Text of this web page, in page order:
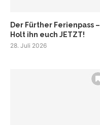
Der Fürther Ferienpass –
Holt ihn euch JETZT!
28. Juli 2026